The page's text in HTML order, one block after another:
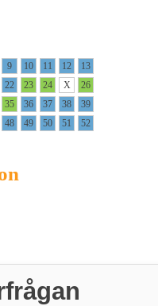
9 10 11 12
13
22 23 24 X
26
35 36 37 38
39
48 49 50 51 52